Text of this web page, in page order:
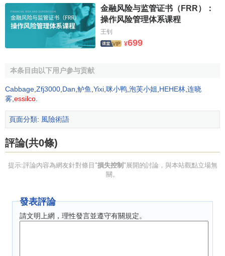
下要求：
（1）安全撤離現場人員；
（3）控制事故的進一步發展，最大限度地減少
境損害；
災難計劃在嚴重風險事件發生或即將發生時付諸實施。
3．應急計劃
應急計劃是在風險損失基本確定後的處理計劃，其宗旨
僅要制定所要採取的相應措施，而且要規定不同工作部門相
應的職責。
金融风险与监管证书（FRR）：
操作风险管理体系课程
王钊
¥699
本条目由以下用户参与贡献
Cabbage Zfj3000 Dan 鲈鱼 Yixi 咪小鸭 泡芙小姐 HEHE林 连晓
雾 essilco
頁面分類: 風險術語
評論(共0條)
提示:評論內容為網友針對條目"損失控制 "展開的討論，與本站觀點立場無
關。
發表評論
請文明上網，理性發言並遵守有關規定。